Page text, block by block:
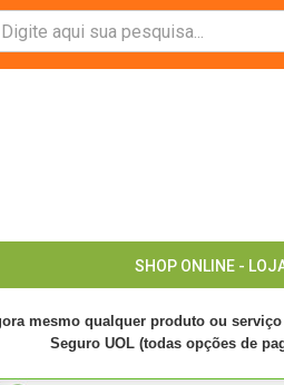
SHOP ONLINE -
mesmo qualquer produto ou serviço
Seguro UOL (todas opções de